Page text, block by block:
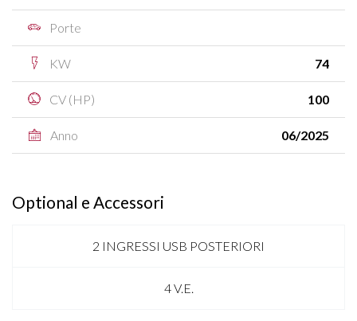
Porte
KW 74
CV (HP) 100
Anno 06/2025
Optional e Accessori
2 INGRESSI USB POSTERIORI
4 V.E.